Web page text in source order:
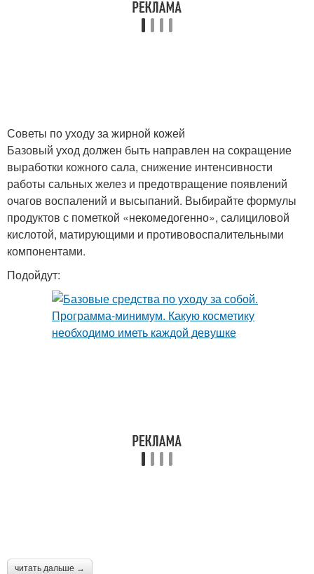
Советы по уходу за жирной кожей
Базовый уход должен быть направлен на сокращение
выработки кожного сала, снижение интенсивности
работы сальных желез и предотвращение появлений
очагов воспалений и высыпаний. Выбирайте формулы
продуктов с пометкой «некомедогенно», салициловой
кислотой, матирующими и противовоспалительными
компонентами.
Подойдут:
читать дальше →